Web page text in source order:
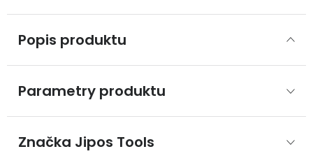
Popis produktu
Parametry produktu
Značka Jipos Tools